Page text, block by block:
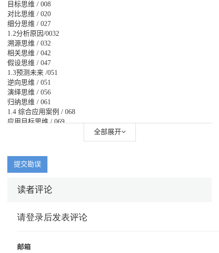
目标思维 / 008
对比思维 / 020
细分思维 / 027
1.2分析原因/0032
溯源思维 / 032
相关思维 / 042
假设思维 / 047
1.3预测未来 /051
逆向思维 / 051
演绎思维 / 056
归纳思维 / 061
1.4 综合应用案例 / 068
应用目标思维 / 069
应用相关思维 / 072
应用演绎思维 / 073
第2 章 数据分析的工具 / 077
2.3 SQL：结构化的查询语言 / 081
全部展开
提交勘误
读者评论